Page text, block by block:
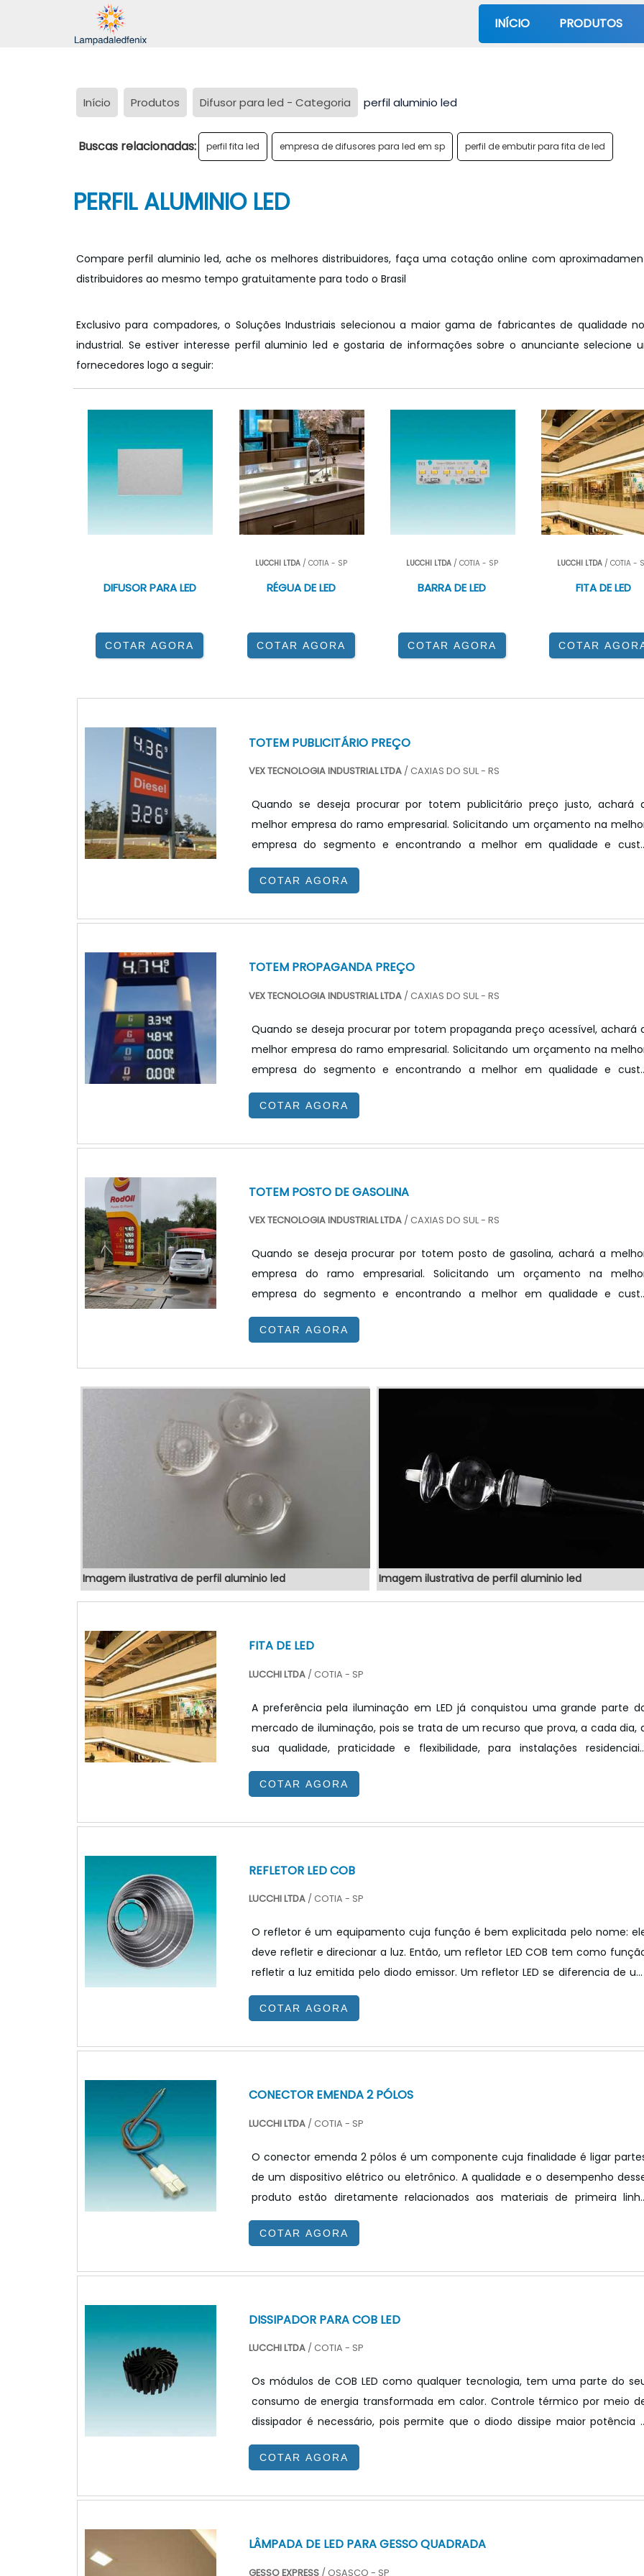
INÍCIO PRODUTOS
Início Produtos Difusor para led - Categoria perfil aluminio led
Buscas relacionadas: perfil fita led empresa de difusores para led em sp perfil de embutir para fita de led
PERFIL ALUMINIO LED
Compare perfil aluminio led, ache os melhores distribuidores, faça uma cotação online com
distribuidores ao mesmo tempo gratuitamente para todo o Brasil
Exclusivo para compadores, o Soluções Industriais selecionou a maior gama de fabricantes de qualidade
industrial. Se estiver interesse perfil aluminio led e gostaria de informações sobre o anunciante selecione
fornecedores logo a seguir:
P>LUCCHI LTDA/ COTIA - SP
DIFUSOR PARA LED
COTAR AGORA
LUCCHI LTDA/ COTIA - SP
RÉGUA DE LED
COTAR AGORA
LUCCHI LTDA/ COTIA - SP
BARRA DE LED
COTAR AGORA
LUCCHI LTDA / COTIA -
FITA DE LED
COTAR
TOTEM PUBLICITÁRIO PREÇO
VEX TECNOLOGIA INDUSTRIAL LTDA / CAXIAS DO SUL - RS
Quando se deseja procurar por totem publicitário preço justo, achará
melhor empresa do ramo empresarial. Solicitando um orçamento na
empresa do segmento e encontrando a melhor em qualidade e
benefício.Quando o interesse é por totem publicitário preço acessível, com a
equipe da VEX Tecnologia poderá encontrar ótima qualidade com resolução
JUSTO E ACESSÍV...
COTAR AGORA
TOTEM PROPAGANDA PREÇO
VEX TECNOLOGIA INDUSTRIAL LTDA / CAXIAS DO SUL - RS
Quando se deseja procurar por totem propaganda preço acessível, achará
melhor empresa do ramo empresarial. Solicitando um orçamento na
empresa do segmento e encontrando a melhor em qualidade e
benefício.TOTEM PROPAGANDA PREÇO JUSTO E ACESSÍVELQuem quer achar
totem propaganda preço justo e em uma empresa transparente, vai até o
combustível e painel ...
COTAR AGORA
TOTEM POSTO DE GASOLINA
VEX TECNOLOGIA INDUSTRIAL LTDA / CAXIAS DO SUL - RS
Quando se deseja procurar por totem posto de gasolina, achará a
empresa do ramo empresarial. Solicitando um orçamento na
empresa do segmento e encontrando a melhor em qualidade e
benefício.Quando o quesito é totem posto de gasolina, com os
colaboradores da VEX Tecnologia é possível encontrar precisão com produtos
COTAR AGORA
Imagem ilustrativa de perfil aluminio led Imagem ilustrativa de perfil aluminio led
FITA DE LED
LUCCHI LTDA/ COTIA - SP
A preferência pela iluminação em LED já conquistou uma grande parte
mercado de iluminação, pois se trata de um recurso que prova, a cada dia,
sua qualidade, praticidade e flexibilidade, para instalações
comerciais , realce de superfícies, valorização de nichos, sancas, entre outras
aplicações. Entretanto, sempre é necessário inovar, por isso, surgiu uma nova
iluminação, ainda mais voltado para as quest.
COTAR AGORA
REFLETOR LED COB
LUCCHI LTDA/ COTIA - SP
O refletor é um equipamento cuja função é bem explicitada pelo nome:
deve refletir e direcionar a luz. Então, um refletor LED COB tem como
refletir a luz emitida pelo diodo emissor. Um refletor LED se diferencia de um
refletor com lâmpadas comuns por apresentar diversas vantagens. Uma das
principais é ser versátil com vários ângulos de abertura de facho e ilumina
IMPORTANTES DESTACAR ALGUMAS INFORMAÇÕESO refletor.
COTAR AGORA
CONECTOR EMENDA 2 PÓLOS
LUCCHI LTDA/ COTIA - SP
O conector emenda 2 pólos é um componente cuja finalidade é ligar
de um dispositivo elétrico ou eletrônico. A qualidade e o desempenho
produto estão diretamente relacionados aos materiais de primeira
utilizados em sua fabricação e aos processos tecnológicos de ponta durante
as fases de produção.INFORMAÇÕES IMPORTANTES SOBRE O PRODUTOUma
o produto conta com certificado de conformidade oferecido por labo.
COTAR AGORA
DISSIPADOR PARA COB LED
LUCCHI LTDA/ COTIA - SP
Os módulos de COB LED como qualquer tecnologia, tem uma parte do
consumo de energia transformada em calor. Controle térmico por meio
dissipador é necessário, pois permite que o diodo dissipe maior potência
tenha a temperatura de junção mais baixa que a máxima permissível. Para
garantir que o COB LED trabalhará na melhor condição, existe a aplicação de
transferência de calor do LED para o ambiente.ASPECTOS IMPORTA.
COTAR AGORA
LÂMPADA DE LED PARA GESSO QUADRADA
GESSO EXPRESS/ OSASCO - SP